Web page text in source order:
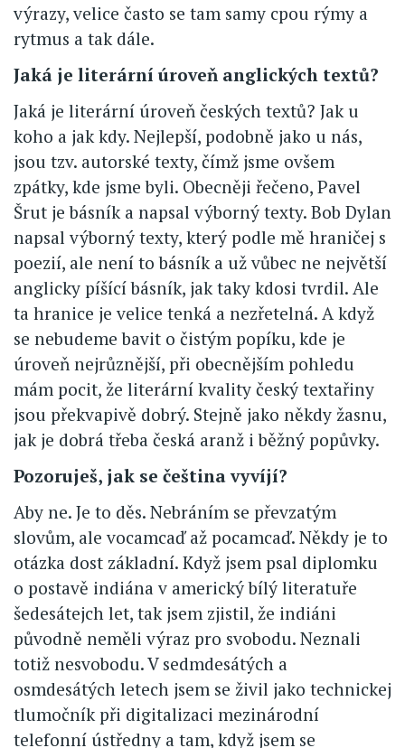
výrazy, velice často se tam samy cpou rýmy a
rytmus a tak dále.
Jaká je literární úroveň anglických textů?
Jaká je literární úroveň českých textů? Jak u
koho a jak kdy. Nejlepší, podobně jako u nás,
jsou tzv. autorské texty, čímž jsme ovšem
zpátky, kde jsme byli. Obecněji řečeno, Pavel
Šrut je básník a napsal výborný texty. Bob Dylan
napsal výborný texty, který podle mě hraničej s
poezií, ale není to básník a už vůbec ne největší
anglicky píšící básník, jak taky kdosi tvrdil. Ale
ta hranice je velice tenká a nezřetelná. A když
se nebudeme bavit o čistým popíku, kde je
úroveň nejrůznější, při obecnějším pohledu
mám pocit, že literární kvality český textařiny
jsou překvapivě dobrý. Stejně jako někdy žasnu,
jak je dobrá třeba česká aranž i běžný popůvky.
Pozoruješ, jak se čeština vyvíjí?
Aby ne. Je to děs. Nebráním se převzatým
slovům, ale vocamcaď až pocamcaď. Někdy je to
otázka dost základní. Když jsem psal diplomku
o postavě indiána v americký bílý literatuře
šedesátejch let, tak jsem zjistil, že indiáni
původně neměli výraz pro svobodu. Neznali
totiž nesvobodu. V sedmdesátých a
osmdesátých letech jsem se živil jako technickej
tlumočník při digitalizaci mezinárodní
telefonní ústředny a tam, když jsem se